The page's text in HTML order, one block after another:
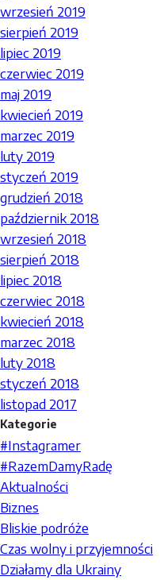
wrzesień 2019
sierpień 2019
lipiec 2019
czerwiec 2019
maj 2019
kwiecień 2019
marzec 2019
luty 2019
styczeń 2019
grudzień 2018
październik 2018
wrzesień 2018
sierpień 2018
lipiec 2018
czerwiec 2018
kwiecień 2018
marzec 2018
luty 2018
styczeń 2018
listopad 2017
Kategorie
#Instagramer
#RazemDamyRadę
Aktualności
Biznes
Bliskie podróże
Czas wolny i przyjemności
Działamy dla Ukrainy